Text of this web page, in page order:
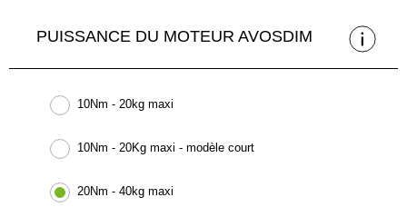
PUISSANCE DU MOTEUR AVOSDIM
10Nm - 20kg maxi
10Nm - 20Kg maxi - modèle court
20Nm - 40kg maxi